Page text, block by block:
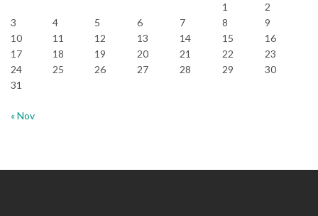
1
2
3
4 5 6 7 8
9
10
11 12 13 14 15
16
17
18 19 20 21 22
23
24
25 26 27 28 29
30
31
« Nov